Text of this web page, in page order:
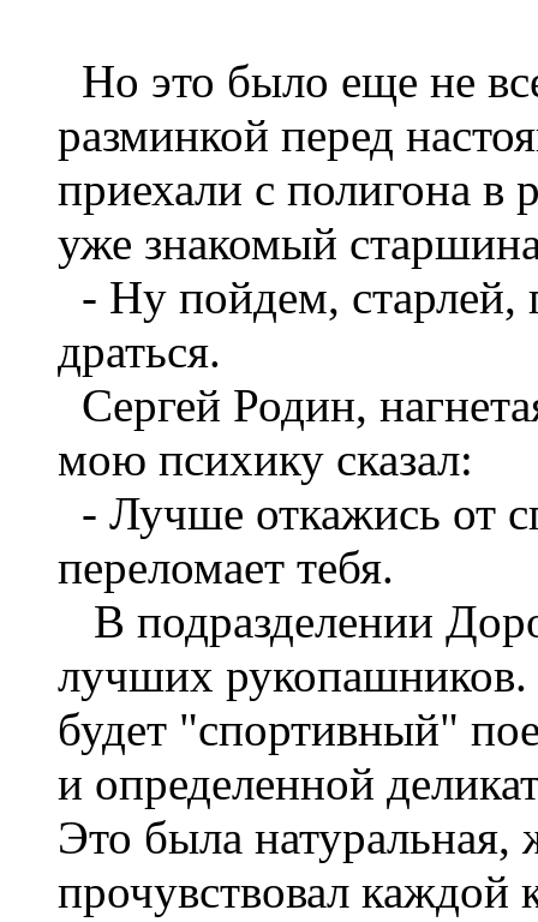
Но это было еще не
разминкой перед
приехали с полигона в
уже знакомый
- Ну пойдем,
драться.
Сергей Родин,
мою психику сказал:
- Лучше откажись от
переломает тебя.
В подразделении
лучших рукопашников.
будет "спортивный"
и определенной
Это была натуральная,
прочувствовал каждой